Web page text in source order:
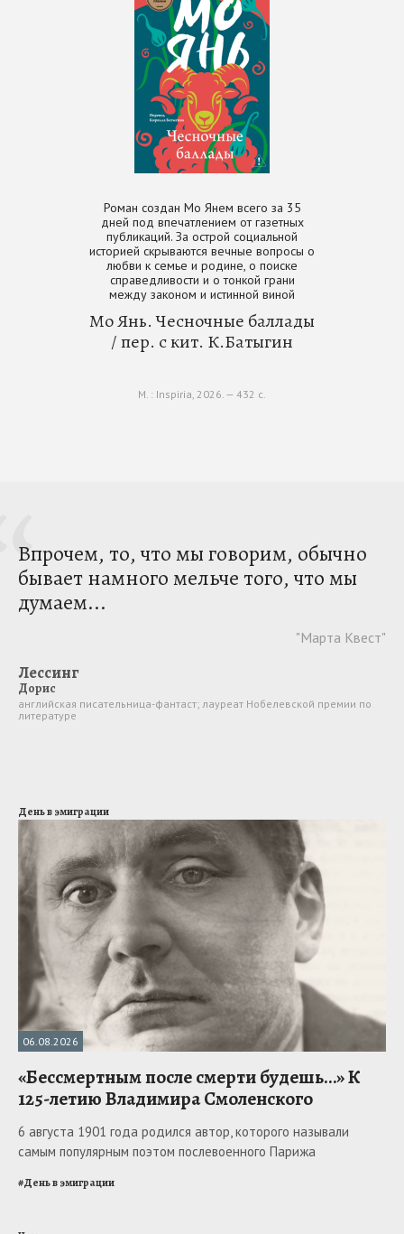
Роман создан Мо Янем всего за 35
дней под впечатлением от газетных
публикаций. За острой социальной
историей скрываются вечные вопросы о
любви к семье и родине, о поиске
справедливости и о тонкой грани
между законом и истинной виной
Мо Янь. Чесночные баллады
/ пер. с кит. К.Батыгин
М. : Inspiria, 2026. — 432 с.
Впрочем, то, что мы говорим, обычно
бывает намного мельче того, что мы
думаем...
"Марта Квест"
Лессинг
Дорис
английская писательница-фантаст; лауреат Нобелевской премии по
литературе
День в эмиграции
06.08.2026
«Бессмертным после смерти будешь…» К
125-летию Владимира Смоленского
6 августа 1901 года родился автор, которого называли
самым популярным поэтом послевоенного Парижа
#День в эмиграции